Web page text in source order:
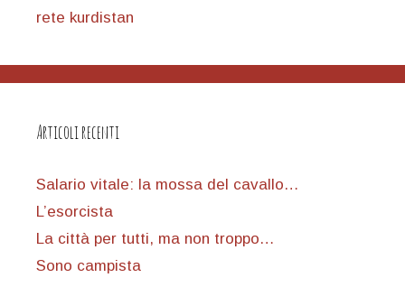
rete kurdistan
Articoli recenti
Salario vitale: la mossa del cavallo…
L’esorcista
La città per tutti, ma non troppo…
Sono campista